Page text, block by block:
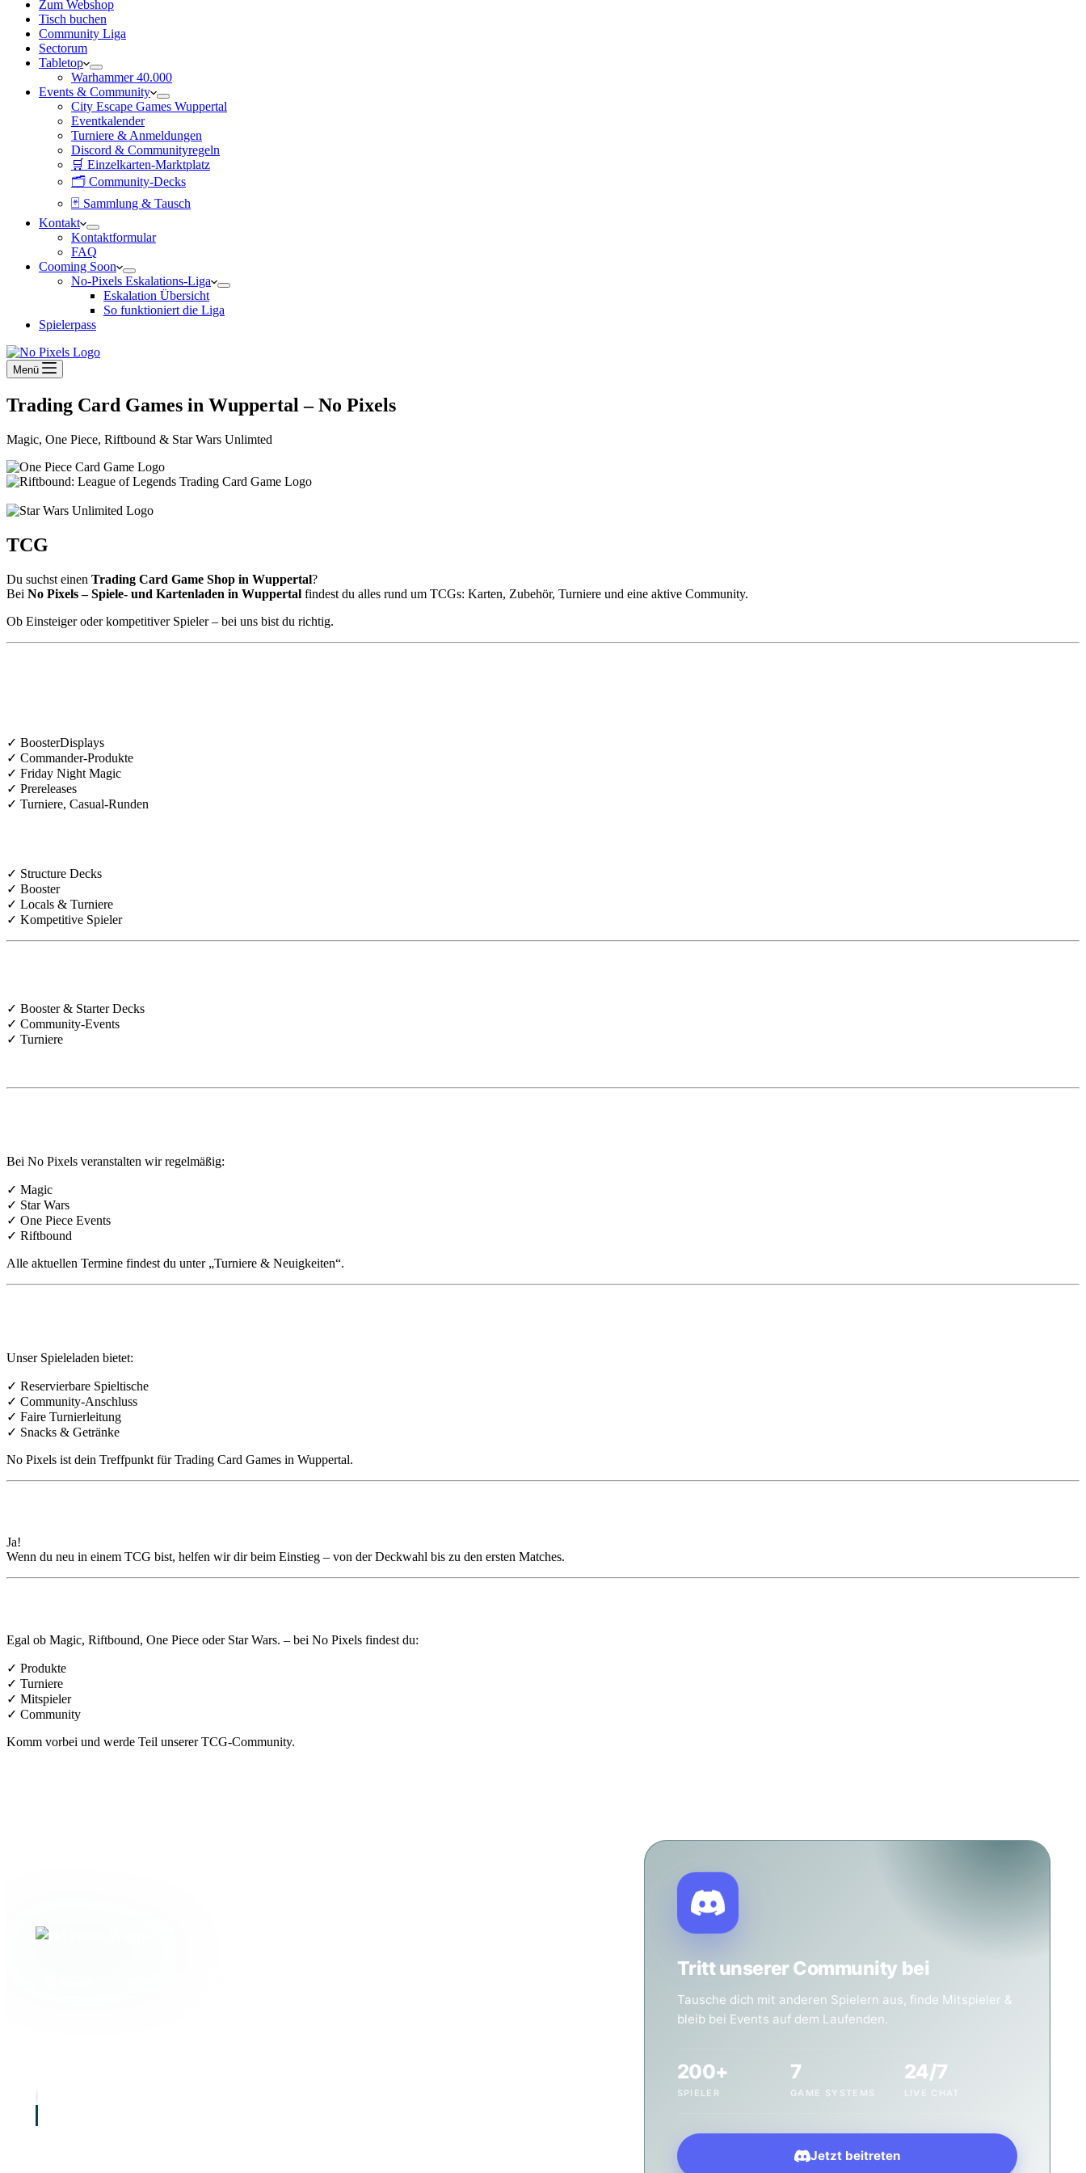
Zum Webshop
Tisch buchen
Community Liga
Sectorum
Tabletop
Warhammer 40.000
Events & Community
City Escape Games Wuppertal
Eventkalender
Turniere & Anmeldungen
Discord & Communityregeln
🛒 Einzelkarten-Marktplatz
🗂 Community-Decks
🃏 Sammlung & Tausch
Kontakt
Kontaktformular
FAQ
Cooming Soon
No-Pixels Eskalations-Liga
Eskalation Übersicht
So funktioniert die Liga
Spielerpass
Menü
Trading Card Games in Wuppertal – No Pixels
Magic, One Piece, Riftbound & Star Wars Unlimted
TCG
Du suchst einen Trading Card Game Shop in Wuppertal?
Bei No Pixels – Spiele- und Kartenladen in Wuppertal findest du alles rund um TCGs: Karten, Zubehör, Turniere und eine aktive Community.
Ob Einsteiger oder kompetitiver Spieler – bei uns bist du richtig.
✓ BoosterDisplays
✓ Commander-Produkte
✓ Friday Night Magic
✓ Prereleases
✓ Turniere, Casual-Runden
✓ Structure Decks
✓ Booster
✓ Locals & Turniere
✓ Kompetitive Spieler
✓ Booster & Starter Decks
✓ Community-Events
✓ Turniere
Bei No Pixels veranstalten wir regelmäßig:
✓ Magic
✓ Star Wars
✓ One Piece Events
✓ Riftbound
Alle aktuellen Termine findest du unter „Turniere & Neuigkeiten“.
Unser Spieleladen bietet:
✓ Reservierbare Spieltische
✓ Community-Anschluss
✓ Faire Turnierleitung
✓ Snacks & Getränke
No Pixels ist dein Treffpunkt für Trading Card Games in Wuppertal.
Ja!
Wenn du neu in einem TCG bist, helfen wir dir beim Einstieg – von der Deckwahl bis zu den ersten Matches.
Egal ob Magic, Riftbound, One Piece oder Star Wars. – bei No Pixels findest du:
✓ Produkte
✓ Turniere
✓ Mitspieler
✓ Community
Komm vorbei und werde Teil unserer TCG-Community.
Tritt unserer Community bei
Tausche dich mit anderen Spielern aus, finde Mitspieler &
bleib bei Events auf dem Laufenden.
200+
SPIELER
7
GAME SYSTEMS
24/7
LIVE CHAT
Jetzt beitreten